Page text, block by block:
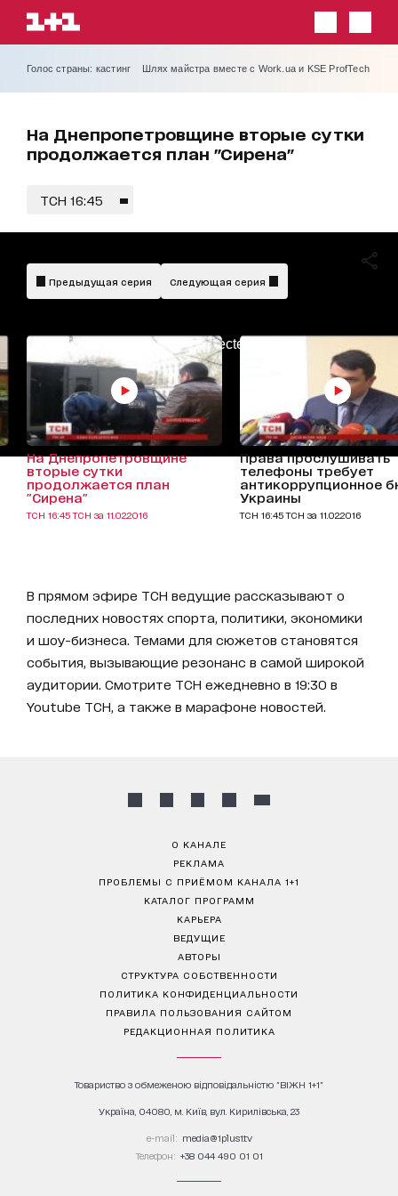
Голос страны: кастинг Шлях майстра вместе с Work.ua и KSE ProfTech
На Днепропетровщине вторые сутки
продолжается план "Сирена"
ТСН 16:45
AdBlockDetected!
Предыдущая серия Следующая серия
На Днепропетровщине
вторые сутки
продолжается план
"Сирена"
ТСН 16:45 ТСН за 11.02.2016
Права прослушивать
телефоны требует
антикоррупционное
Украины
ТСН 16:45 ТСН за 11.02.2016
В прямом эфире ТСН ведущие рассказывают о
последних новостях спорта, политики, экономики
и шоу-бизнеса. Темами для сюжетов становятся
события, вызывающие резонанс в самой широкой
аудитории. Смотрите ТСН ежедневно в 19:30 в
Youtube ТСН, а также в марафоне новостей.
О КАНАЛЕ
РЕКЛАМА
ПРОБЛЕМЫ С ПРИЁМОМ КАНАЛА 1+1
КАТАЛОГ ПРОГРАММ
КАРЬЕРА
ВЕДУЩИЕ
АВТОРЫ
СТРУКТУРА СОБСТВЕННОСТИ
ПОЛИТИКА КОНФИДЕНЦИАЛЬНОСТИ
ПРАВИЛА ПОЛЬЗОВАНИЯ САЙТОМ
РЕДАКЦИОННАЯ ПОЛИТИКА
Товариство з обмеженою відповідальністю "ВІЖН 1+1"
Україна, 04080, м. Київ, вул. Кирилівська, 23
е-mail: media@1plus1.tv
Телефон: +38 044 490 01 01